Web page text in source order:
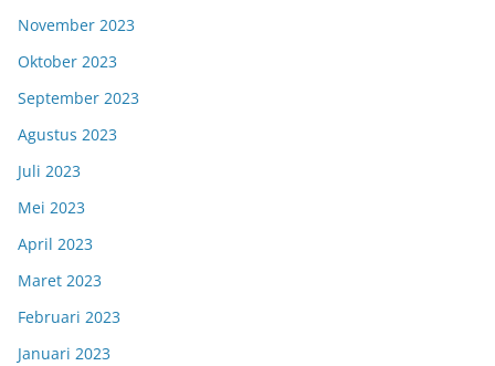
November 2023
Oktober 2023
September 2023
Agustus 2023
Juli 2023
Mei 2023
April 2023
Maret 2023
Februari 2023
Januari 2023